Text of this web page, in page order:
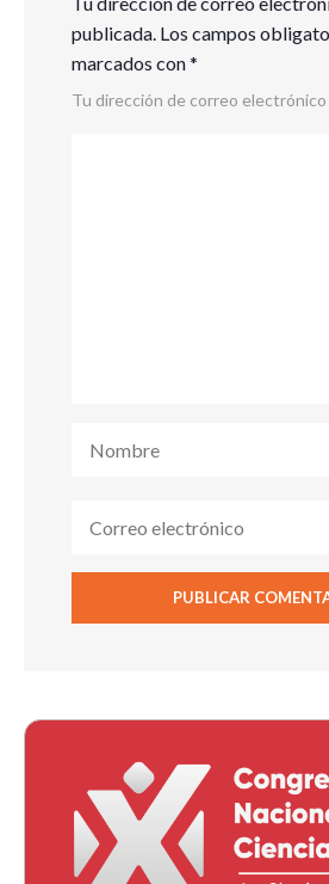
publicada. Los campos
marcados con*
Tu dirección de correo electrónico